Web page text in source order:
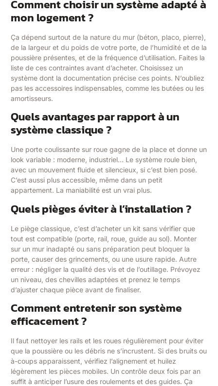
Comment choisir un système adapté à
mon logement ?
Ça dépend surtout de la nature du mur (béton, placo, pierre),
de la largeur et du poids de votre porte, de l’humidité et de la
poussière présentes, et de la fréquence d’utilisation. Faites la
liste de ces contraintes avant d’acheter. Choisissez un
système dont la documentation précise ces points. N’oubliez
pas les accessoires indispensables, comme les butées ou les
amortisseurs.
Quels avantages par rapport à un
système classique ?
Une porte coulissante sur roue gagne de la place et donne un
look variable : moderne, industriel… Le système roule bien,
avec un mouvement fluide et silencieux, si c’est bien posé.
C’est aussi plus accessible, même dans un petit
appartement. La maniabilité est un vrai plus.
Quels pièges éviter à l’installation ?
Le piège classique, c’est d’acheter un kit sans vérifier que
tout est compatible (porte, rail, roue, guide au sol). Monter
sur un mur inadapté ou sans préparation peut bloquer la
porte, causer des grincements, ou une usure rapide. Autre
erreur : négliger la qualité des vis et de l’outillage. Prévoyez
un niveau, des chevilles adaptées et prenez le temps
d’ajuster chaque pièce avant de finaliser.
Comment entretenir son système
efficacement ?
Il faut nettoyer les rails et les roues régulièrement pour éviter
que la poussière ou les débris ne s’incrustent. Si des bruits ou
à-coups apparaissent, vérifiez l’alignement et huilez
légèrement les pièces mobiles. Un contrôle deux fois par an
suffit à anticiper l’usure des roulements et des guides. Ça